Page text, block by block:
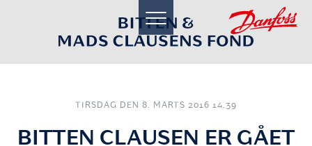
toggle
navigation
TIRSDAG DEN 8. MARTS 2016 14.39
BITTEN CLAUSEN ER GÅET